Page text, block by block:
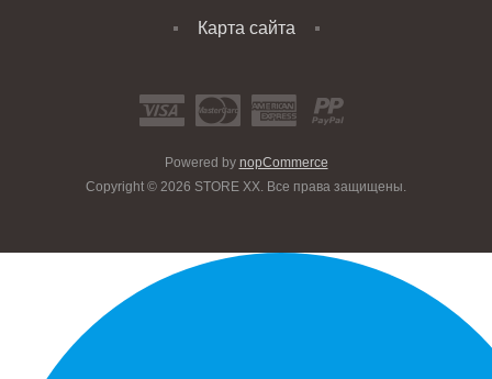
Карта сайта
Powered by nopCommerce
Copyright © 2026 STORE XX. Все права защищены.